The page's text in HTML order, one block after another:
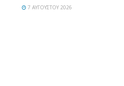
7 ΑΥΓΟΎΣΤΟΥ 2026